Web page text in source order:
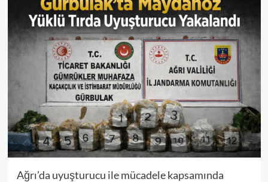
Ağrı’da uyuşturucu ile mücadele kapsamında